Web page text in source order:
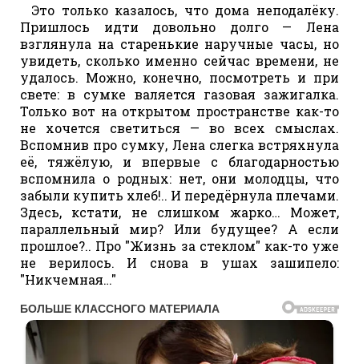
Это только казалось, что дома неподалёку.
Пришлось идти довольно долго — Лена
взглянула на старенькие наручные часы, но
увидеть, сколько именно сейчас времени, не
удалось. Можно, конечно, посмотреть и при
свете: в сумке валяется газовая зажигалка.
Только вот на открытом пространстве как-то
не хочется светиться — во всех смыслах.
Вспомнив про сумку, Лена слегка встряхнула
её, тяжёлую, и впервые с благодарностью
вспомнила о родных: нет, они молодцы, что
забыли купить хлеб!.. И передёрнула плечами.
Здесь, кстати, не слишком жарко… Может,
параллельный мир? Или будущее? А если
прошлое?.. Про "Жизнь за стеклом" как-то уже
не верилось. И снова в ушах зашипело:
"Никчемная…"